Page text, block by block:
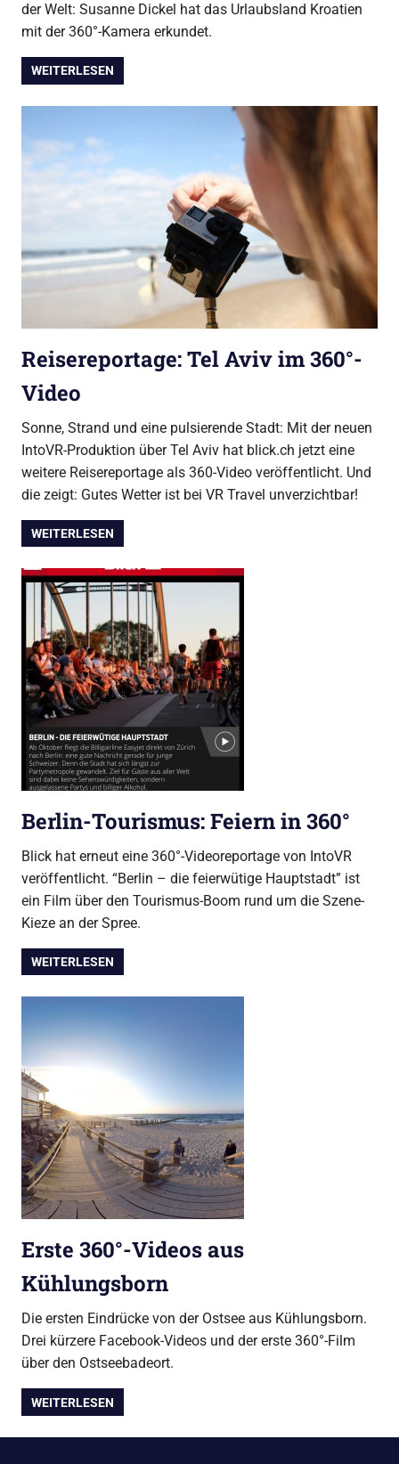
der Welt: Susanne Dickel hat das Urlaubsland Kroatien
mit der 360°-Kamera erkundet.
WEITERLESEN
Reisereportage: Tel Aviv im 360°-
Video
Sonne, Strand und eine pulsierende Stadt: Mit der neuen
IntoVR-Produktion über Tel Aviv hat blick.ch jetzt eine
weitere Reisereportage als 360-Video veröffentlicht. Und
die zeigt: Gutes Wetter ist bei VR Travel unverzichtbar!
WEITERLESEN
Berlin-Tourismus: Feiern in 360°
Blick hat erneut eine 360°-Videoreportage von IntoVR
veröffentlicht. “Berlin – die feierwütige Hauptstadt” ist
ein Film über den Tourismus-Boom rund um die Szene-
Kieze an der Spree.
WEITERLESEN
Erste 360°-Videos aus
Kühlungsborn
Die ersten Eindrücke von der Ostsee aus Kühlungsborn.
Drei kürzere Facebook-Videos und der erste 360°-Film
über den Ostseebadeort.
WEITERLESEN